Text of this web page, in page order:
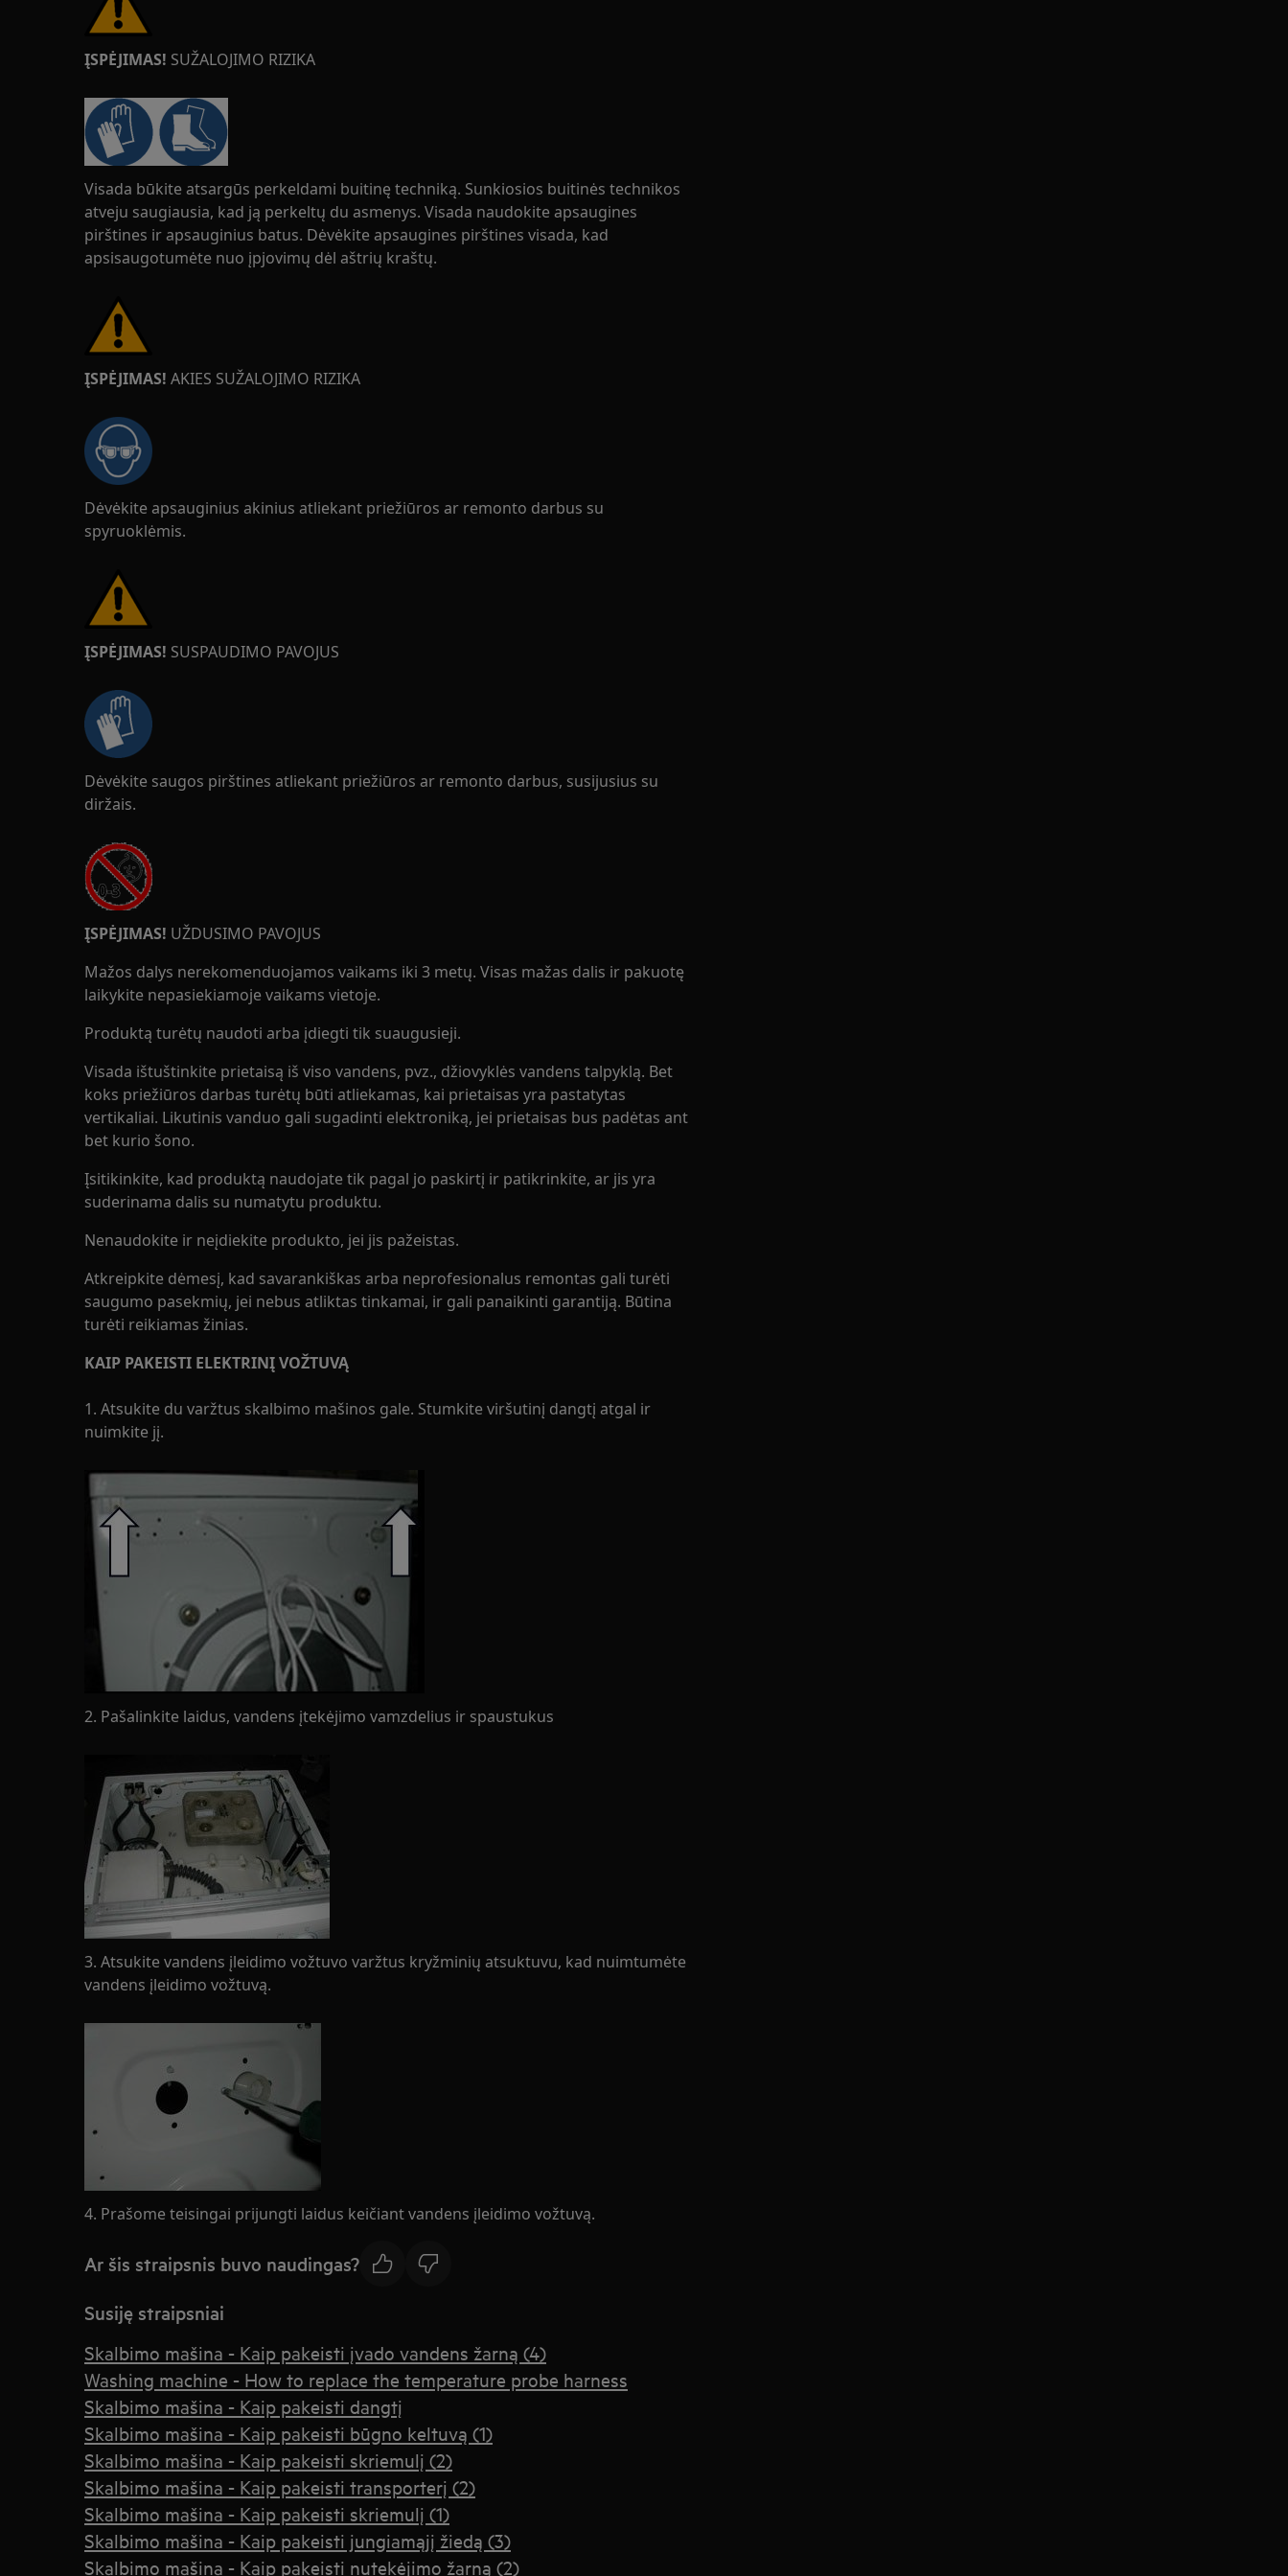
ĮSPĖJIMAS! SUŽALOJIMO RIZIKA
Visada būkite atsargūs perkeldami buitinę techniką. Sunkiosios buitinės technikos
atveju saugiausia, kad ją perkeltų du asmenys. Visada naudokite apsaugines
pirštines ir apsauginius batus. Dėvėkite apsaugines pirštines visada, kad
apsisaugotumėte nuo įpjovimų dėl aštrių kraštų.
ĮSPĖJIMAS! AKIES SUŽALOJIMO RIZIKA
Dėvėkite apsauginius akinius atliekant priežiūros ar remonto darbus su
spyruoklėmis.
ĮSPĖJIMAS! SUSPAUDIMO PAVOJUS
Dėvėkite saugos pirštines atliekant priežiūros ar remonto darbus, susijusius su
diržais.
ĮSPĖJIMAS! UŽDUSIMO PAVOJUS
Mažos dalys nerekomenduojamos vaikams iki 3 metų. Visas mažas dalis ir pakuotę
laikykite nepasiekiamoje vaikams vietoje.
Produktą turėtų naudoti arba įdiegti tik suaugusieji.
Visada ištuštinkite prietaisą iš viso vandens, pvz., džiovyklės vandens talpyklą. Bet
koks priežiūros darbas turėtų būti atliekamas, kai prietaisas yra pastatytas
vertikaliai. Likutinis vanduo gali sugadinti elektroniką, jei prietaisas bus padėtas ant
bet kurio šono.
Įsitikinkite, kad produktą naudojate tik pagal jo paskirtį ir patikrinkite, ar jis yra
suderinama dalis su numatytu produktu.
Nenaudokite ir neįdiekite produkto, jei jis pažeistas.
Atkreipkite dėmesį, kad savarankiškas arba neprofesionalus remontas gali turėti
saugumo pasekmių, jei nebus atliktas tinkamai, ir gali panaikinti garantiją. Būtina
turėti reikiamas žinias.
KAIP PAKEISTI ELEKTRINĮ VOŽTUVĄ
1. Atsukite du varžtus skalbimo mašinos gale. Stumkite viršutinį dangtį atgal ir
nuimkite jį.
2. Pašalinkite laidus, vandens įtekėjimo vamzdelius ir spaustukus
3. Atsukite vandens įleidimo vožtuvo varžtus kryžminių atsuktuvu, kad nuimtumėte
vandens įleidimo vožtuvą.
4. Prašome teisingai prijungti laidus keičiant vandens įleidimo vožtuvą.
Ar šis straipsnis buvo naudingas?
Susiję straipsniai
Skalbimo mašina - Kaip pakeisti įvado vandens žarną (4)
Washing machine - How to replace the temperature probe harness
Skalbimo mašina - Kaip pakeisti dangtį
Skalbimo mašina - Kaip pakeisti būgno keltuvą (1)
Skalbimo mašina - Kaip pakeisti skriemulį (2)
Skalbimo mašina - Kaip pakeisti transporterį (2)
Skalbimo mašina - Kaip pakeisti skriemulį (1)
Skalbimo mašina - Kaip pakeisti jungiamąjį žiedą (3)
Skalbimo mašina - Kaip pakeisti nutekėjimo žarną (2)